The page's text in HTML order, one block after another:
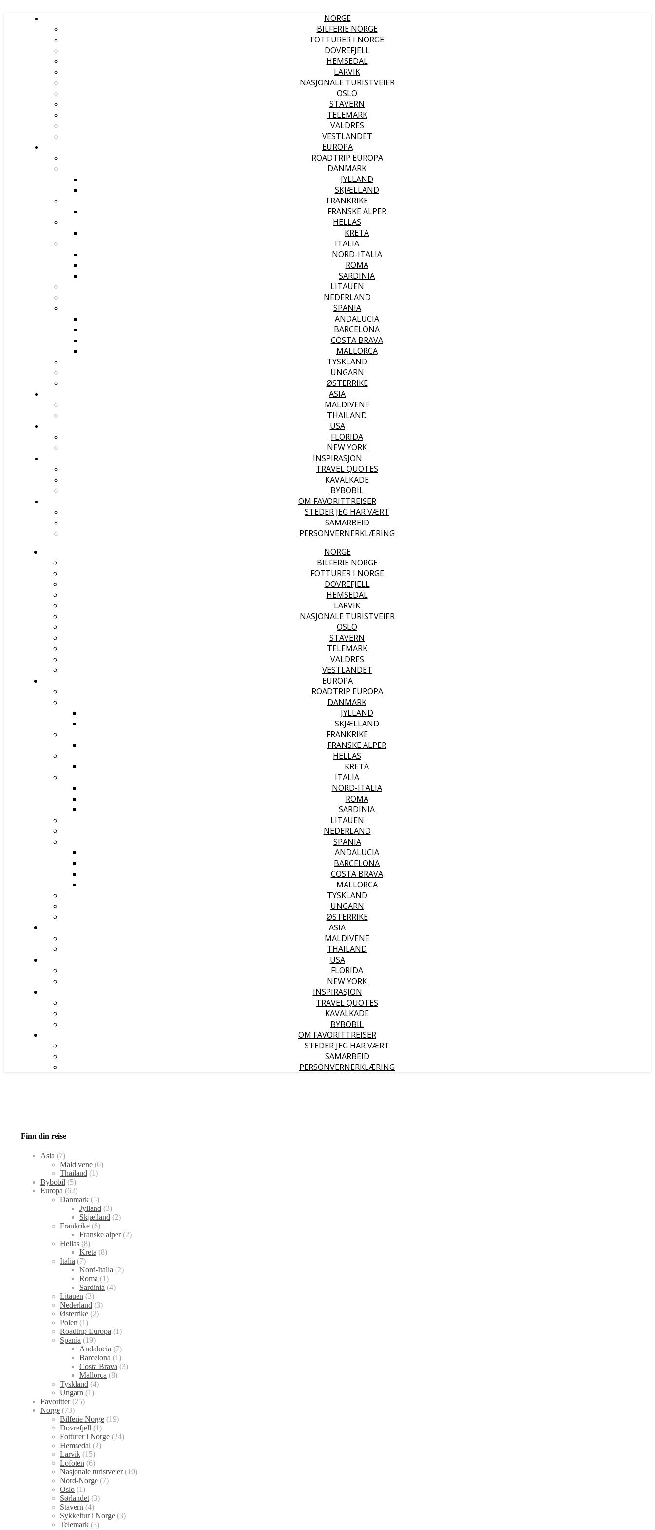
NORGE
BILFERIE NORGE
FOTTURER I NORGE
DOVREFJELL
HEMSEDAL
LARVIK
NASJONALE TURISTVEIER
OSLO
STAVERN
TELEMARK
VALDRES
VESTLANDET
EUROPA
ROADTRIP EUROPA
DANMARK
JYLLAND
SKJÆLLAND
FRANKRIKE
FRANSKE ALPER
HELLAS
KRETA
ITALIA
NORD-ITALIA
ROMA
SARDINIA
LITAUEN
NEDERLAND
SPANIA
ANDALUCIA
BARCELONA
COSTA BRAVA
MALLORCA
TYSKLAND
UNGARN
ØSTERRIKE
ASIA
MALDIVENE
THAILAND
USA
FLORIDA
NEW YORK
INSPIRASJON
TRAVEL QUOTES
KAVALKADE
BYBOBIL
OM FAVORITTREISER
STEDER JEG HAR VÆRT
SAMARBEID
PERSONVERNERKLÆRING
NORGE
BILFERIE NORGE
FOTTURER I NORGE
DOVREFJELL
HEMSEDAL
LARVIK
NASJONALE TURISTVEIER
OSLO
STAVERN
TELEMARK
VALDRES
VESTLANDET
EUROPA
ROADTRIP EUROPA
DANMARK
JYLLAND
SKJÆLLAND
FRANKRIKE
FRANSKE ALPER
HELLAS
KRETA
ITALIA
NORD-ITALIA
ROMA
SARDINIA
LITAUEN
NEDERLAND
SPANIA
ANDALUCIA
BARCELONA
COSTA BRAVA
MALLORCA
TYSKLAND
UNGARN
ØSTERRIKE
ASIA
MALDIVENE
THAILAND
USA
FLORIDA
NEW YORK
INSPIRASJON
TRAVEL QUOTES
KAVALKADE
BYBOBIL
OM FAVORITTREISER
STEDER JEG HAR VÆRT
SAMARBEID
PERSONVERNERKLÆRING
Finn din reise
Asia (7)
Maldivene (6)
Thailand (1)
Bybobil (5)
Europa (62)
Danmark (5)
Jylland (3)
Skjælland (2)
Frankrike (6)
Franske alper(2)
Hellas (8)
Kreta (8)
Italia (7)
Nord-Italia (2)
Roma (1)
Sardinia (4)
Litauen (3)
Nederland (3)
Østerrike (2)
Polen (1)
Roadtrip Europa (1)
Spania (19)
Andalucia (7)
Barcelona (1)
Costa Brava (3)
Mallorca (8)
Tyskland (4)
Ungarn (1)
Favoritter(25)
Norge (73)
Bilferie Norge (19)
Dovrefjell (1)
Fotturer i Norge (24)
Hemsedal (2)
Larvik (15)
Lofoten (6)
Nasjonale turistveier(10)
Nord-Norge (7)
Oslo (1)
Sørlandet (3)
Stavern (4)
Sykkeltur i Norge (3)
Telemark (3)